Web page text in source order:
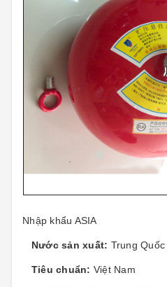
Nhập khẩu ASIA
Nước sản xuất: Trung Quốc
Tiêu chuẩn: Việt Nam